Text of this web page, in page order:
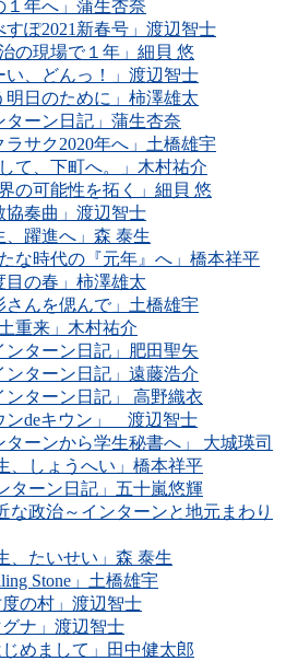
１年へ」蒲生杏奈
すぽ2021新春号」渡辺智士
の現場で１年」細貝 悠
い、どんっ！」渡辺智士
明日のために」柿澤雄太
ターン日記」蒲生杏奈
ラサク2020年へ」土橋雄宇
て、下町へ。」木村祐介
の可能性を拓く」細貝 悠
協奏曲」渡辺智士
、躍進へ」森 泰生
な時代の『元年』へ」橋本祥平
目の春」柿澤雄太
さんを偲んで」土橋雄宇
重来」木村祐介
ンターン日記」肥田聖矢
ンターン日記」遠藤浩介
ンターン日記」 高野織衣
ンdeキウン」 渡辺智士
ターンから学生秘書へ」 大城瑛司
、しょうへい」橋本祥平
ターン日記」五十嵐悠輝
な政治～インターンと地元まわり
、たいせい」森 泰生
Stone」土橋雄宇
度の村」渡辺智士
グナ」渡辺智士
めまして」田中健太郎